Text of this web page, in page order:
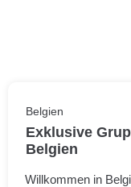
Belgien
Exklusive
Belgien
Willkommen in